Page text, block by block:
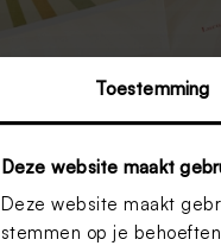
Toestemming
Deze website maakt
Deze website maakt
stemmen op je